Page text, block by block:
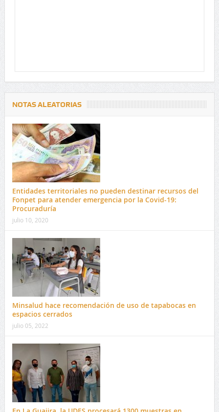
NOTAS ALEATORIAS
Entidades territoriales no pueden destinar recursos del
Fonpet para atender emergencia por la Covid-19:
Procuraduría
julio 10, 2020
Minsalud hace recomendación de uso de tapabocas en
espacios cerrados
julio 05, 2022